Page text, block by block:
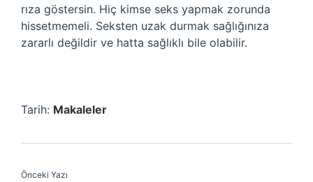
rıza göstersin. Hiç kimse seks yapmak zorunda
hissetmemeli. Seksten uzak durmak sağlığınıza
zararlı değildir ve hatta sağlıklı bile olabilir.
Tarih: Makaleler
Önceki Yazı